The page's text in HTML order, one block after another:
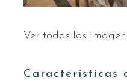
Ver todas las
Características